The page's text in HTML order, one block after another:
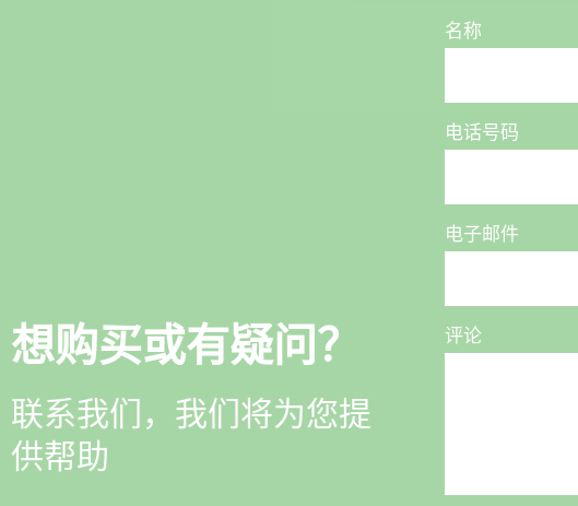
想购买或有疑问？
联系我们，我们将为您提
供帮助
名称
电话号码
电子邮件
评论